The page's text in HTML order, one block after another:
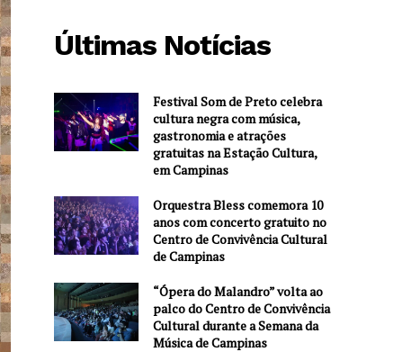
Últimas Notícias
Festival Som de Preto celebra
cultura negra com música,
gastronomia e atrações
gratuitas na Estação Cultura,
em Campinas
Orquestra Bless comemora 10
anos com concerto gratuito no
Centro de Convivência Cultural
de Campinas
“Ópera do Malandro” volta ao
palco do Centro de Convivência
Cultural durante a Semana da
Música de Campinas